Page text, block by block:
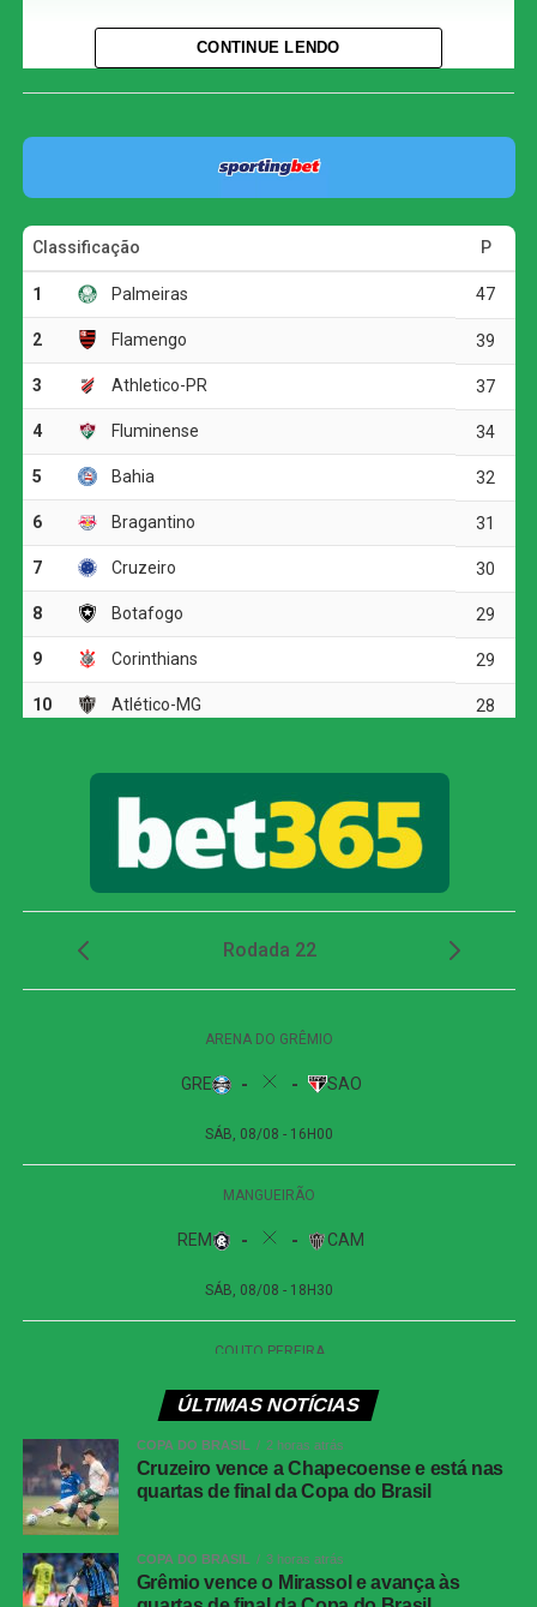
Com o resultado, o Corinthians chegou aos 29 pontos e
permanece na oitava colocação, três atrás do Bahia, que
A primeira etapa foi marcada pelo equilíbrio e pela forte
disputa física. As duas equipes encontraram dificuldades
para construir jogadas ofensivas, e as chances claras
foram raras.
A melhor oportunidade antes do intervalo foi do
Corinthians. Aos 23 minutos, Allan fez um cruzamento
preciso para Matheuzinho, que cabeceou com força, mas
O ritmo aumentou no segundo tempo, e o Corinthians
voltou a ameaçar aos 20 minutos. Matheuzinho recuperou
a bola no meio-campo e acionou Yuri Alberto. O atacante
dominou, girou diante da marcação e finalizou com
potência da entrada da área, obrigando Santos a fazer
outra grande intervenção.
Dois minutos mais tarde, Yuri Alberto recebeu um
O Athletico-PR respondeu aos 27 minutos, em uma
cobrança de escanteio. Gilberto desviou a bola na
segunda trave, e Viveros apareceu para cabecear. A
finalização, porém, explodiu no travessão e quase
pouca efetividade ofensiva apresentada durante a
Próximos jogos
de ida das oitavas de final)
Data e horário:02.08 (domingo), às 19h30 (de
Local:Beira-Rio, em Porto Alegre (RS)
Athletico-PR x Vitória| Copa do Brasil (jogo de
ida das oitavas de final)
Data e horário:03.08 (segunda-feira), às 21h (de
Brasília)
Local:
FICHA
CONTINUE LENDO
ÚLTIMAS NOTÍCIAS
COPA DO BRASIL 2 horas atrás
Cruzeiro vence a Chapecoense e está nas
quartas de final da Copa do Brasil
COPA DO BRASIL 3 horas atrás
Grêmio vence o Mirassol e avança às